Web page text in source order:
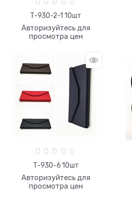
Т-930-2-1 10шт
Авторизуйтесь для
просмотра цен
Т-930-6 10шт
Авторизуйтесь для
просмотра цен